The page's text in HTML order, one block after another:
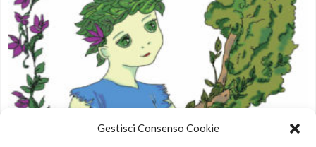
Gestisci Consenso Cookie
Camilla Clorofilla e il bosco che brilla di Gianluigi Cosi